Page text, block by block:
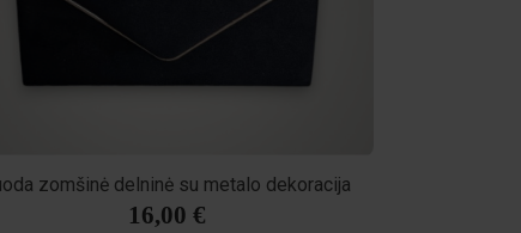
zomšinė delninė su metalo dekoracija
16,00 €